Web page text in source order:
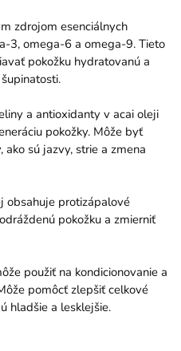
zdrojom esenciálnych
3, omega-6 a omega-9. Tieto
pokožku hydratovanú a
a antioxidanty v acai oleji
pokožky. Môže byť
sú jazvy, strie a zmena
obsahuje protizápalové
pokožku a zmierniť
použiť na kondicionovanie a
pomôcť zlepšiť celkové
hladšie a lesklejšie.